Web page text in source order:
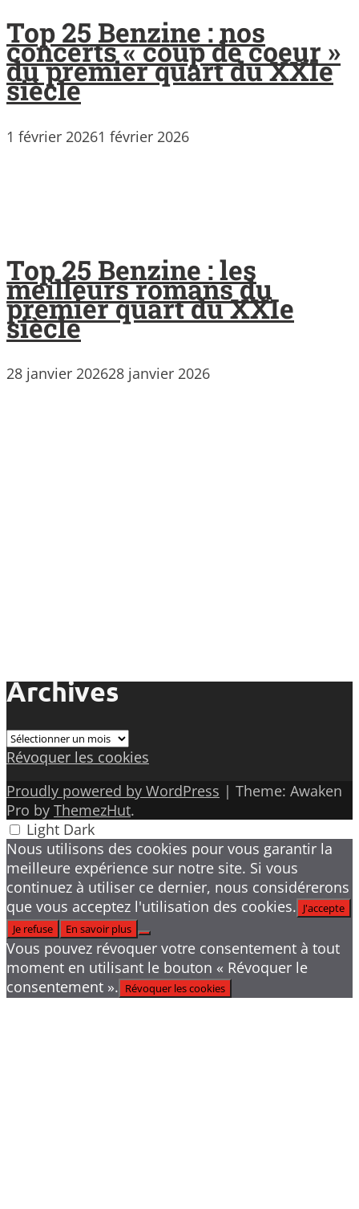
Top 25 Benzine : nos
concerts « coup de coeur »
du premier quart du XXIe
siècle
1 février 20261 février 2026
Top 25 Benzine : les
meilleurs romans du
premier quart du XXIe
siècle
28 janvier 202628 janvier 2026
Archives
Archives
Révoquer les cookies
Proudly powered by WordPress | Theme: Awaken
Pro by ThemezHut.
Light Dark
Nous utilisons des cookies pour vous garantir la
meilleure expérience sur notre site. Si vous
continuez à utiliser ce dernier, nous considérerons
que vous acceptez l'utilisation des cookies. J'accepte
Je refuse
En savoir plus
Vous pouvez révoquer votre consentement à tout
moment en utilisant le bouton « Révoquer le
consentement ». Révoquer les cookies